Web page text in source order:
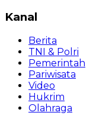
Kanal
Berita
TNI & Polri
Pemerintah
Pariwisata
Video
Hukrim
Olahraga